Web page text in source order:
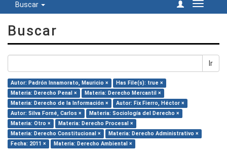
Buscar
Cambiar
Buscar
Ir
Autor: Padrón Innamorato, Mauricio ×
Has File(s): true ×
Materia: Derecho Penal ×
Materia: Derecho Mercantil ×
Materia: Derecho de la Información ×
Autor: Fix Fierro, Héctor ×
Autor: Silva Forné, Carlos ×
Materia: Sociología del Derecho ×
Materia: Otro ×
Materia: Derecho Procesal ×
Materia: Derecho Constitucional ×
Materia: Derecho Administrativo ×
Fecha: 2011 ×
Materia: Derecho Ambiental ×